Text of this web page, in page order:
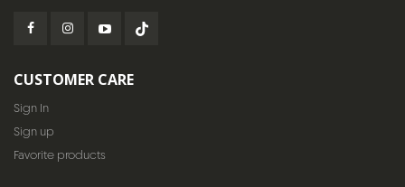
CUSTOMER CARE
Sign In
Sign up
Favorite products